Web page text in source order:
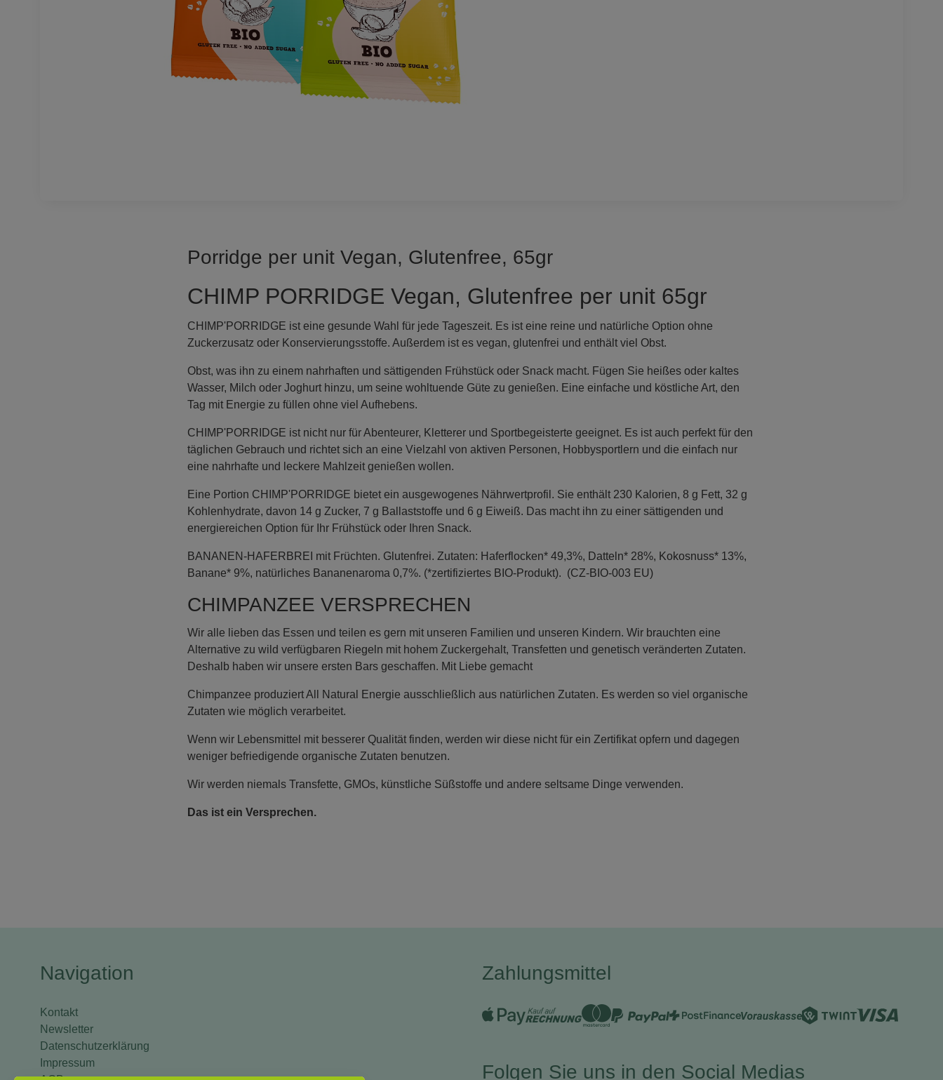
Porridge per unit Vegan, Glutenfree, 65gr
CHIMP PORRIDGE Vegan, Glutenfree per unit 65gr
CHIMP'PORRIDGE ist eine gesunde Wahl für jede Tageszeit. Es ist eine reine und natürliche Option ohne
Zuckerzusatz oder Konservierungsstoffe. Außerdem ist es vegan, glutenfrei und enthält viel Obst.
Obst, was ihn zu einem nahrhaften und sättigenden Frühstück oder Snack macht. Fügen Sie heißes oder kaltes
Wasser, Milch oder Joghurt hinzu, um seine wohltuende Güte zu genießen. Eine einfache und köstliche Art, den
Tag mit Energie zu füllen ohne viel Aufhebens.
CHIMP'PORRIDGE ist nicht nur für Abenteurer, Kletterer und Sportbegeisterte geeignet. Es ist auch perfekt für den
täglichen Gebrauch und richtet sich an eine Vielzahl von aktiven Personen, Hobbysportlern und die einfach nur
eine nahrhafte und leckere Mahlzeit genießen wollen.
Eine Portion CHIMP'PORRIDGE bietet ein ausgewogenes Nährwertprofil. Sie enthält 230 Kalorien, 8 g Fett, 32 g
Kohlenhydrate, davon 14 g Zucker, 7 g Ballaststoffe und 6 g Eiweiß. Das macht ihn zu einer sättigenden und
energiereichen Option für Ihr Frühstück oder Ihren Snack.
BANANEN-HAFERBREI mit Früchten. Glutenfrei. Zutaten: Haferflocken* 49,3%, Datteln* 28%, Kokosnuss* 13%,
Banane* 9%, natürliches Bananenaroma 0,7%. (*zertifiziertes BIO-Produkt). (CZ-BIO-003 EU)
CHIMPANZEE VERSPRECHEN
Wir alle lieben das Essen und teilen es gern mit unseren Familien und unseren Kindern. Wir brauchten eine
Alternative zu wild verfügbaren Riegeln mit hohem Zuckergehalt, Transfetten und genetisch veränderten Zutaten.
Deshalb haben wir unsere ersten Bars geschaffen. Mit Liebe gemacht
Chimpanzee produziert All Natural Energie ausschließlich aus natürlichen Zutaten. Es werden so viel organische
Zutaten wie möglich verarbeitet.
Wenn wir Lebensmittel mit besserer Qualität finden, werden wir diese nicht für ein Zertifikat opfern und dagegen
weniger befriedigende organische Zutaten benutzen.
Wir werden niemals Transfette, GMOs, künstliche Süßstoffe und andere seltsame Dinge verwenden.
Das ist ein Versprechen.
Navigation
Kontakt
Newsletter
Datenschutzerklärung
Impressum
Zahlungsmittel
Folgen Sie uns in den Social Medias